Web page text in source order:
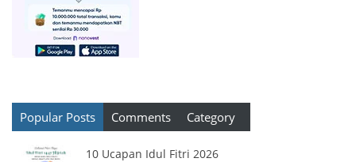
Popular Posts Comments Category
10 Ucapan Idul Fitri 2026